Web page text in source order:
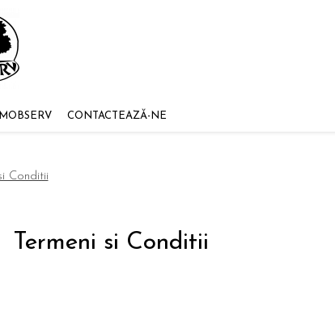
CONTACTEAZĂ-NE
Conditii
Termeni si Conditii